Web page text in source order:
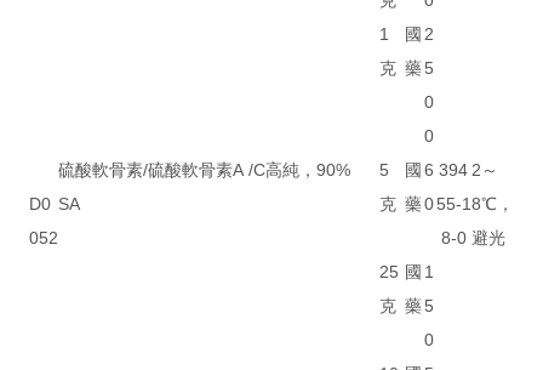
1
克
國
藥
2
5
0
0
D0
052
硫酸軟骨素/硫酸軟骨素A /C
SA
高純，90%
5
克
國
藥
6
0
394
55-1
8-0
2～
8℃，
避光
25
克
國
藥
1
5
0